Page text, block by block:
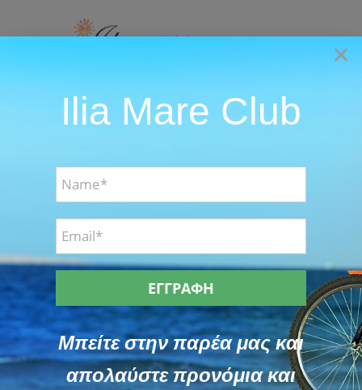
to
Μονή Αγίας Ειρήνης Χρυσοβαλάντου
Attractions
×
Ilia Mare Club
Μπείτε στην παρέα μας και
απολαύστε προνόμια και